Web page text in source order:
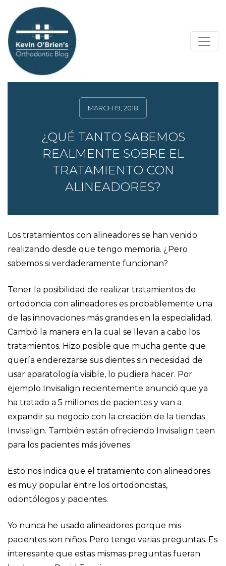
MARCH 19, 2018
¿QUÉ TANTO SABEMOS
REALMENTE SOBRE EL
TRATAMIENTO CON
ALINEADORES?
Los tratamientos con alineadores se han venido
realizando desde que tengo memoria. ¿Pero
sabemos si verdaderamente funcionan?
Tener la posibilidad de realizar tratamientos de
ortodoncia con alineadores es probablemente una
de las innovaciones más grandes en la especialidad.
Cambió la manera en la cual se llevan a cabo los
tratamientos. Hizo posible que mucha gente que
quería enderezarse sus dientes sin necesidad de
usar aparatología visible, lo pudiera hacer. Por
ejemplo Invisalign recientemente anunció que ya
ha tratado a 5 millones de pacientes y van a
expandir su negocio con la creación de la tiendas
Invisalign. También están ofreciendo Invisalign teen
para los pacientes más jóvenes.
Esto nos indica que el tratamiento con alineadores
es muy popular entre los ortodoncistas,
odontólogos y pacientes.
Yo nunca he usado alineadores porque mis
pacientes son niños. Pero tengo varias preguntas. Es
interesante que estas mismas preguntas fueran